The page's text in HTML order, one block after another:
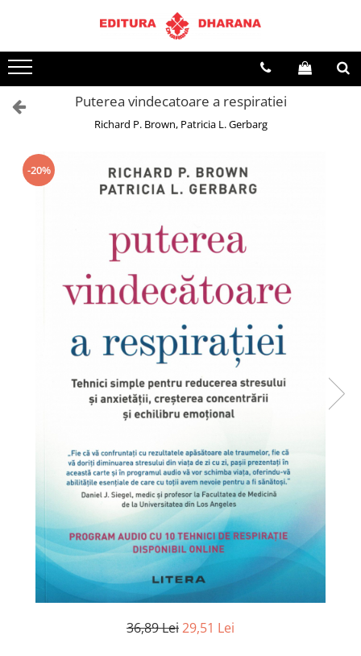
Toate Produsele
CARTI EDITURA DHARANA
OFERTE LA PACHET
Carti cu AUTOGRAF
Dietoterapie
Dezvoltare personala
Business, Economie
Carti pentru copii
Puterea vindecatoare a respiratiei
Richard P. Brown, Patricia L. Gerbarg
-20%
36,89 Lei29,51 Lei